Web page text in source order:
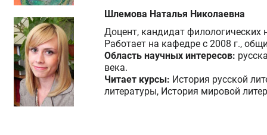
Шлемова Наталья Николаевна
Доцент, кандидат филологических
Работает на кафедре с 2008 г.,
Область научных интересов:
века.
Читает курсы: История русской
литературы, История мировой